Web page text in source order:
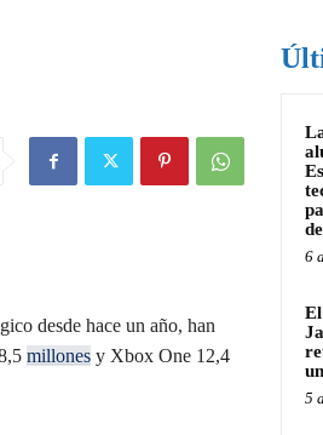
desde hace un año, han
millonesy Xbox One 12,4
6
5